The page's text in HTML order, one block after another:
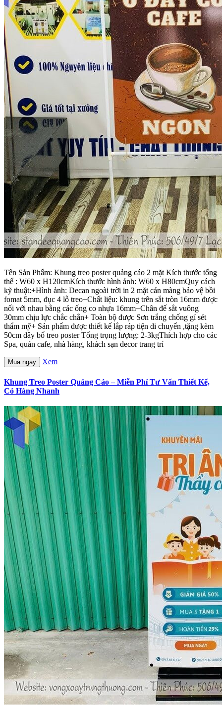
Tên Sản Phẩm: Khung treo poster quảng cáo 2 mặt Kích thước tổng
thể : W60 x H120cmKích thước hình ảnh: W60 x H80cmQuy cách
kỹ thuật:+Hình ảnh: Decan ngoài trời in 2 mặt cán màng bảo vệ bồi
fomat 5mm, đục 4 lỗ treo+Chất liệu: khung trên sắt tròn 16mm được
nối với nhau bằng các ống co nhựa 16mm+Chân đế sắt vuông
30mm chịu lực chắc chắn+ Toàn bộ được Sơn trắng chống gỉ sét
thẩm mỹ+ Sản phẩm được thiết kế lắp ráp tiện di chuyển ,tặng kèm
50cm dây bố treo poster Tổng trọng lượng: 2-3kgThích hợp cho các
Spa, quán cafe, nhà hàng, khách sạn decor trang trí
Mua ngay Xem
Khung Treo Poster Quảng Cáo – Miễn Phí Tư Vấn Thiết Kế,
Có Hàng Nhanh